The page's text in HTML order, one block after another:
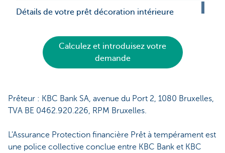
Détails de votre prêt décoration intérieure
Calculez et introduisez votre
demande
Prêteur : KBC Bank SA, avenue du Port 2, 1080 Bruxelles,
TVA BE 0462.920.226, RPM Bruxelles.
L'Assurance Protection financière Prêt à tempérament est
une police collective conclue entre KBC Bank et KBC